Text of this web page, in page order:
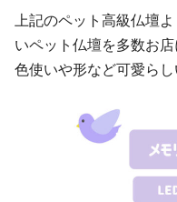
上記のペット高級仏壇
いペット仏壇を多数お店
色使いや形など可愛ら